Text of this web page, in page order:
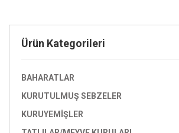
Ürün Kategorileri
BAHARATLAR
KURUTULMUŞ SEBZELER
KURUYEMIŞLER